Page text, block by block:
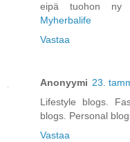
eipä tuohon ny
Myherbalife
Vastaa
Anonyymi 23.
Lifestyle blogs.
blogs. Personal
Vastaa